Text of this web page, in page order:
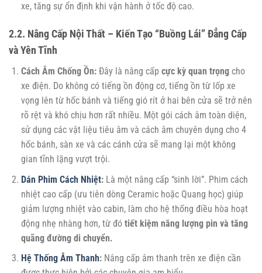
xe, tăng sự ổn định khi vận hành ở tốc độ cao.
2.2. Nâng Cấp Nội Thất – Kiến Tạo “Buồng Lái” Đẳng Cấp
và Yên Tĩnh
Cách Âm Chống Ồn:Đây là nâng cấp cực kỳ quan trọngcho
xe điện. Do không có tiếng ồn động cơ, tiếng ồn từ lốp xe
vọng lên từ hốc bánh và tiếng gió rít ở hai bên cửa sẽ trở nên
rõ rệt và khó chịu hơn rất nhiều. Một gói cách âm toàn diện,
sử dụng các vật liệu tiêu âm và cách âm chuyên dụng cho 4
hốc bánh, sàn xe và các cánh cửa sẽ mang lại một không
gian tĩnh lặng vượt trội.
Dán Phim Cách Nhiệt:Là một nâng cấp “sinh lời”. Phim cách
nhiệt cao cấp (ưu tiên dòng Ceramic hoặc Quang học) giúp
giảm lượng nhiệt vào cabin, làm cho hệ thống điều hòa hoạt
động nhẹ nhàng hơn, từ đó tiết kiệm năng lượng pin và tăng
quãng đường di chuyển.
Hệ Thống Âm Thanh:Nâng cấp âm thanh trên xe điện cần